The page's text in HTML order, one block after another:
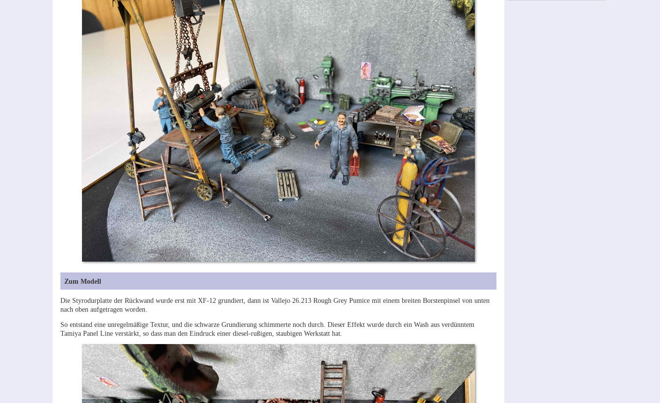
Zum Modell
Die Styrodurplatte der Rückwand wurde erst mit XF-12 grundiert, dann ist Vallejo 26.213 Rough Grey Pumice mit einem breiten Borstenpinsel von unten
nach oben aufgetragen worden.
So entstand eine unregelmäßige Textur, und die schwarze Grundierung schimmerte noch durch. Dieser Effekt wurde durch ein Wash aus verdünntem
Tamiya Panel Line verstärkt, so dass man den Eindruck einer diesel-rußigen, staubigen Werkstatt hat.